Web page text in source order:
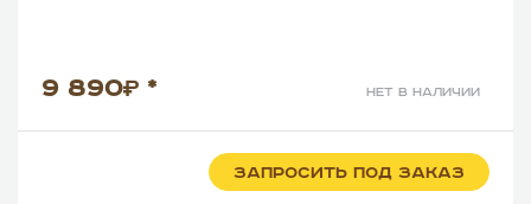
9 890 * нет в наличии
ЗАПРОСИТЬ ПОД ЗАКАЗ